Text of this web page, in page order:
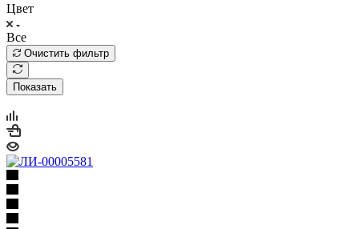
Цвет
Все
Очистить фильтр
Показать